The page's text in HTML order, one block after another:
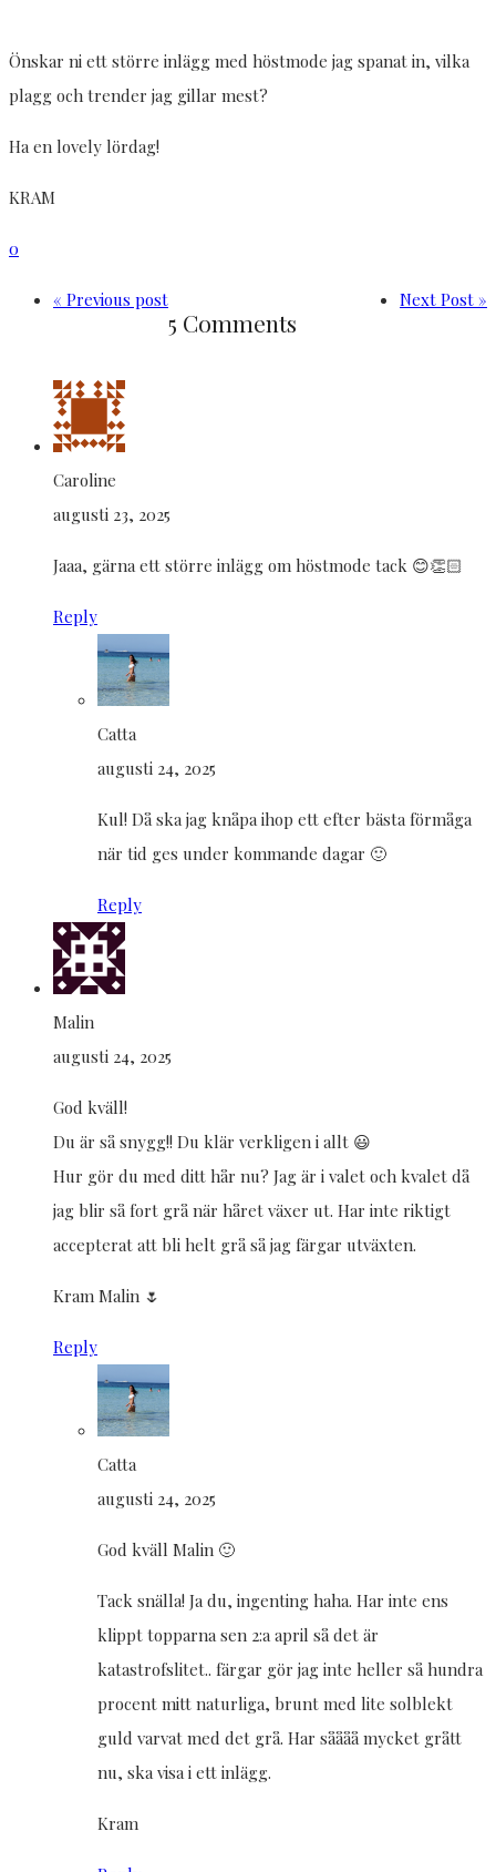
Önskar ni ett större inlägg med höstmode jag spanat in, vilka
plagg och trender jag gillar mest?
Ha en lovely lördag!
KRAM
0
« Previous post Next Post »
5 Comments
Caroline
augusti 23, 2025
Jaaa, gärna ett större inlägg om höstmode tack 😊👏🏻
Reply
Catta
augusti 24, 2025
Kul! Då ska jag knåpa ihop ett efter bästa förmåga
när tid ges under kommande dagar 🙂
Reply
Malin
augusti 24, 2025
God kväll!
Du är så snygg!! Du klär verkligen i allt 😃
Hur gör du med ditt hår nu? Jag är i valet och kvalet då
jag blir så fort grå när håret växer ut. Har inte riktigt
accepterat att bli helt grå så jag färgar utväxten.
Kram Malin 🌷
Reply
Catta
augusti 24, 2025
God kväll Malin 🙂
Tack snälla! Ja du, ingenting haha. Har inte ens
klippt topparna sen 2:a april så det är
katastrofslitet.. färgar gör jag inte heller så hundra
procent mitt naturliga, brunt med lite solblekt
guld varvat med det grå. Har såååå mycket grått
nu, ska visa i ett inlägg.
Kram